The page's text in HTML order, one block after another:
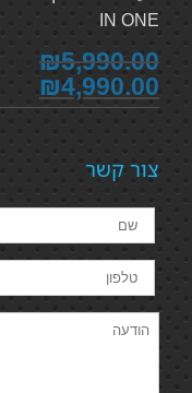
IN ONE
₪5,990.00
₪4,990.00
צור קשר